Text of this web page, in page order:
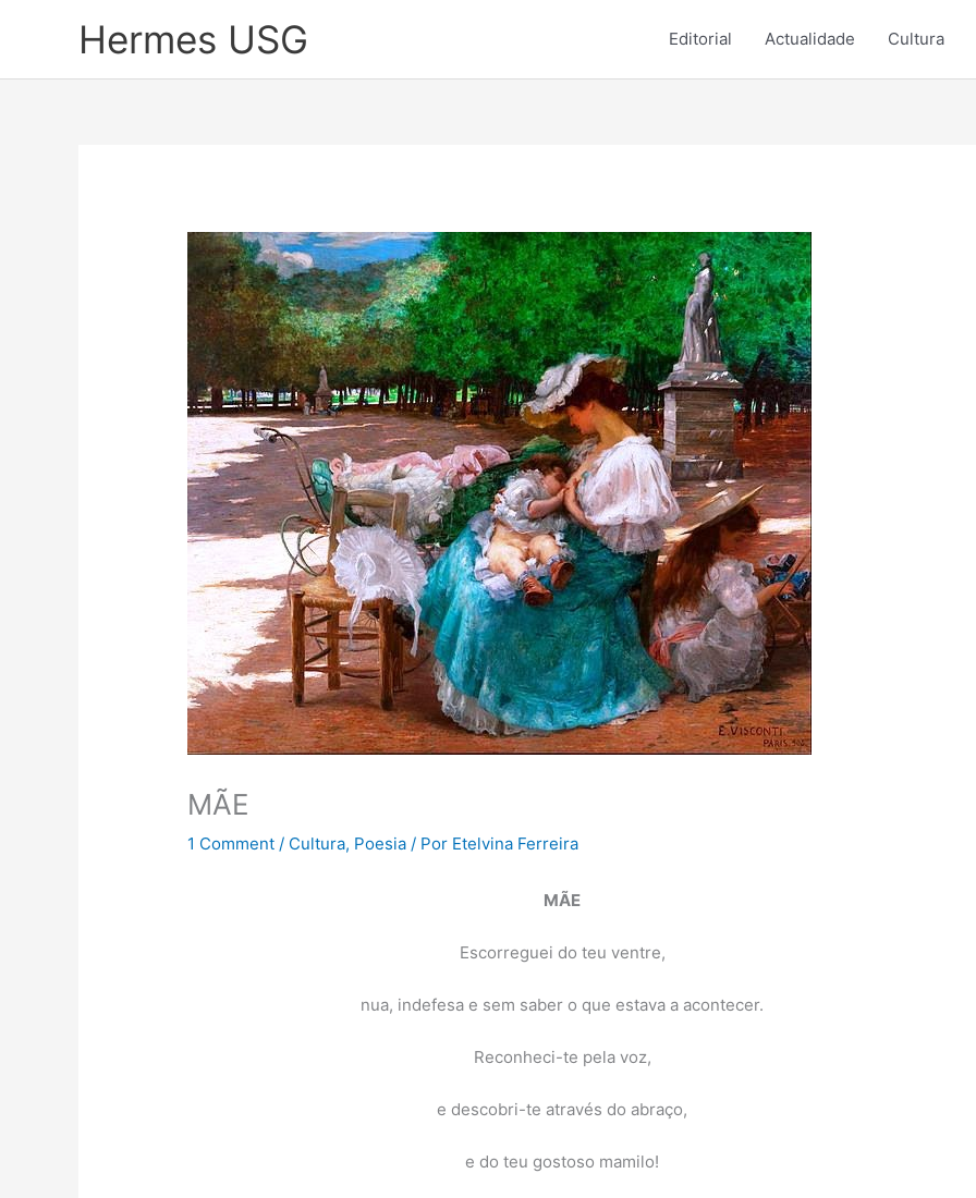
Hermes USG Editorial Actualidade Cultura
MÃE
1 Comment / Cultura, Poesia / Por Etelvina Ferreira
MÃE
Escorreguei do teu ventre,
nua, indefesa e sem saber o que estava a acontecer.
Reconheci-te pela voz,
e descobri-te através do abraço,
e do teu gostoso mamilo!